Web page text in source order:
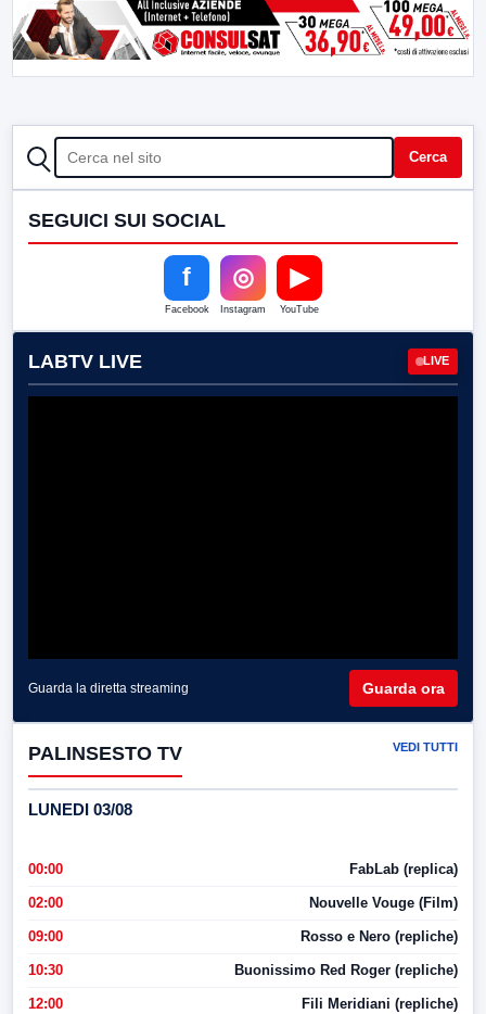
CERCA Cerca
SEGUICI SUI SOCIAL
f
Facebook
◎
Instagram
▶
YouTube
LABTV LIVE LIVE
Guarda la diretta streaming Guarda ora
PALINSESTO TV VEDI TUTTI
LUNEDI 03/08
00:00 FabLab (replica)
02:00 Nouvelle Vouge (Film)
09:00 Rosso e Nero (repliche)
10:30 Buonissimo Red Roger (repliche)
12:00 Fili Meridiani (repliche)